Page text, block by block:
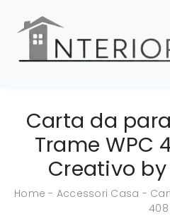
Carta da
Trame WPC
Creativo
Home - Accessori Casa -
408